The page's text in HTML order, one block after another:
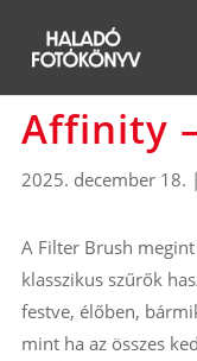
Affinity
2025. december 18. |
A Filter Brush
klasszikus szűrők
festve, élőben,
mint ha az összes